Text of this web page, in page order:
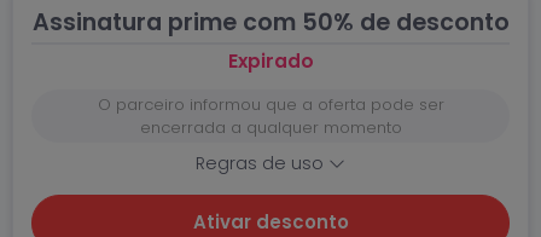
Assinatura prime com 50% de desconto
Expirado
O parceiro informou que a oferta pode ser
encerrada a qualquer momento
Regras de uso
Ativar desconto